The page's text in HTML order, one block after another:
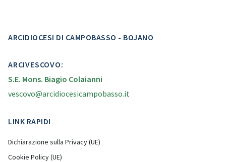
ARCIDIOCESI DI CAMPOBASSO - BOJANO
ARCIVESCOVO:
S.E. Mons. Biagio Colaianni
vescovo@arcidiocesicampobasso.it
LINK RAPIDI
Dichiarazione sulla Privacy (UE)
Cookie Policy (UE)